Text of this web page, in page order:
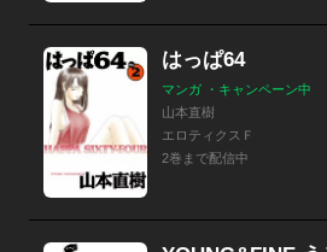
はっぱ64
マンガ ・キャンペーン中
山本直樹
エロティクスＦ
2巻まで配信中